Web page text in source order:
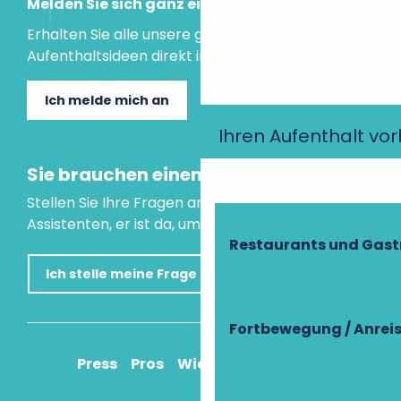
Ihren Aufenthalt
Restaurants und
Fortbewegung /
Erhalten Sie alle unsere guten Tipps und
Aufenthaltsideen direkt in Ihre Mailbox.
Ich melde mich an
Sie brauchen einen Rat?
Stellen Sie Ihre Fragen an unseren virtuellen
Assistenten, er ist da, um Ihnen zu helfen.
Ich stelle meine Frage
Press Pros Wie komme ich an?